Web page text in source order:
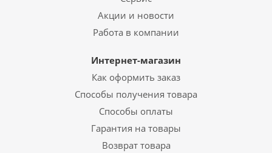
Акции и новости
Работа в компании
Интернет-магазин
Как оформить заказ
Способы получения товара
Способы оплаты
Гарантия на товары
Возврат товара